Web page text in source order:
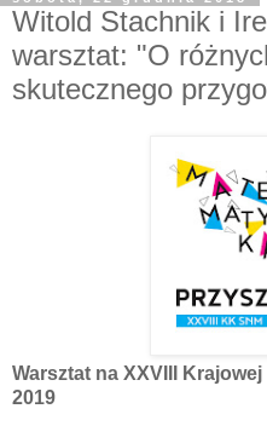
Witold Stachnik i
warsztat: "O
skutecznego
Warsztat na XXVIII
2019